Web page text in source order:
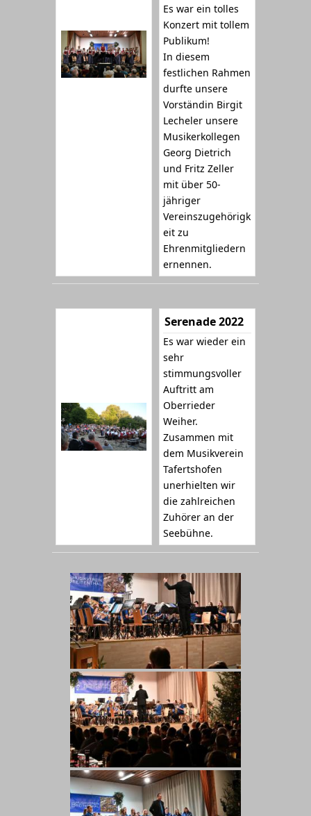
Es war ein tolles
Konzert mit tollem
Publikum!
In diesem
festlichen Rahmen
durfte unsere
Vorständin Birgit
Lecheler unsere
Musikerkollegen
Georg Dietrich
und Fritz Zeller
mit über 50-
jähriger
Vereinszugehörigk
eit zu
Ehrenmitgliedern
ernennen.
Serenade 2022
Es war wieder ein
sehr
stimmungsvoller
Auftritt am
Oberrieder
Weiher.
Zusammen mit
dem Musikverein
Tafertshofen
unerhielten wir
die zahlreichen
Zuhörer an der
Seebühne.